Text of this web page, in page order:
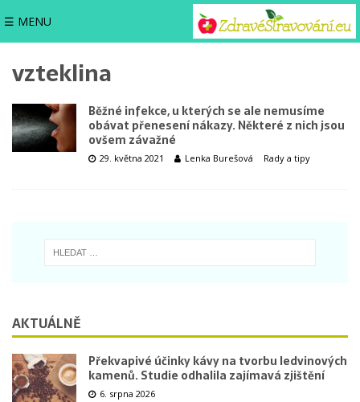
☰ MENU
vzteklina
Běžné infekce, u kterých se ale nemusíme
obávat přenesení nákazy. Některé z nich jsou
ovšem závažné
29. května 2021 Lenka Burešová Rady a tipy
AKTUÁLNĚ
Překvapivé účinky kávy na tvorbu ledvinových
kamenů. Studie odhalila zajímavá zjištění
6. srpna 2026